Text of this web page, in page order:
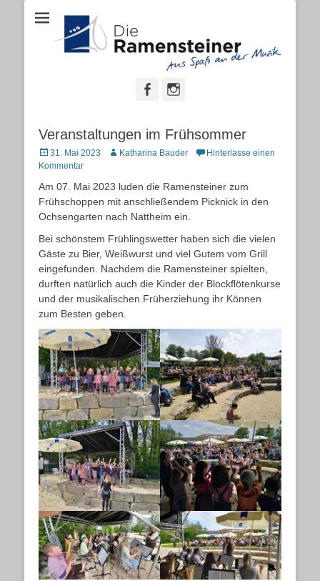
Ramensteiner"
Aus Spaß an der Musik
FacebookInstagram
Veranstaltungen im Frühsommer
Posted
on
31. Mai 2023 AutorKatharina Bauder
Hinterlasse einen
Kommentar
Am 07. Mai 2023 luden die Ramensteiner zum
Frühschoppen mit anschließendem Picknick in den
Ochsengarten nach Nattheim ein.
Bei schönstem Frühlingswetter haben sich die vielen
Gäste zu Bier, Weißwurst und viel Gutem vom Grill
eingefunden. Nachdem die Ramensteiner spielten,
durften natürlich auch die Kinder der Blockflötenkurse
und der musikalischen Früherziehung ihr Können
zum Besten geben.